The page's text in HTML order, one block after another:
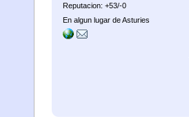
Reputacion: +53/-0
En algun lugar de Asturies